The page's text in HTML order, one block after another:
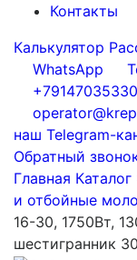
Контакты
Калькулятор
WhatsApp
+79147035330
наш Telegram-
Обратный
Главная Каталог
и отбойные
16-30, 1750Вт,
шестигранник